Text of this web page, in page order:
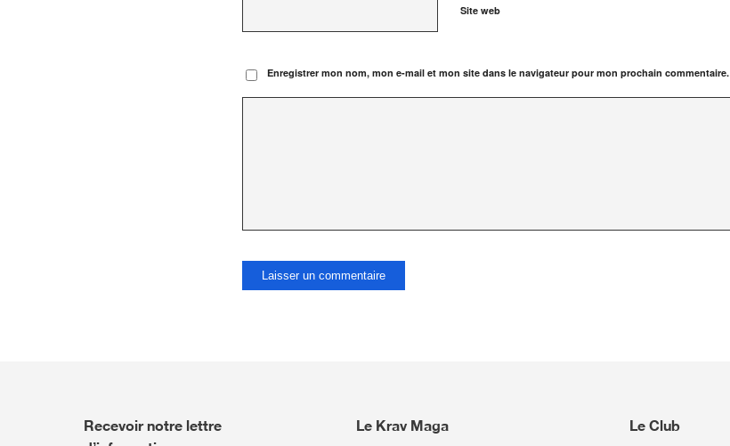
Site web
Enregistrer mon nom, mon e-mail et mon site dans le navigateur pour mon prochain commentaire.
Recevoir notre lettre
Le Krav Maga Le Club